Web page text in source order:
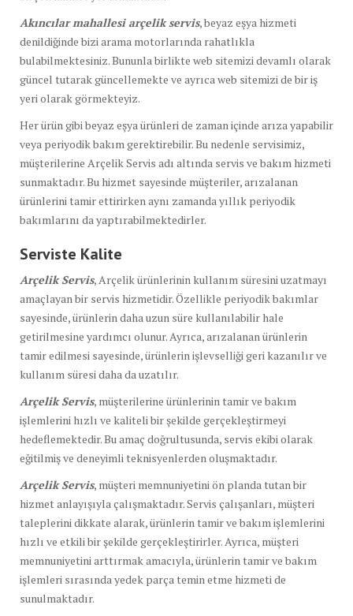
Akıncılar mahallesi arçelik servis, beyaz eşya hizmeti
denildiğinde bizi arama motorlarında rahatlıkla
bulabilmektesiniz. Bununla birlikte web sitemizi devamlı olarak
güncel tutarak güncellemekte ve ayrıca web sitemizi de bir iş
yeri olarak görmekteyiz.
Her ürün gibi beyaz eşya ürünleri de zaman içinde arıza yapabilir
veya periyodik bakım gerektirebilir. Bu nedenle servisimiz,
müşterilerine Arçelik Servis adı altında servis ve bakım hizmeti
sunmaktadır. Bu hizmet sayesinde müşteriler, arızalanan
ürünlerini tamir ettirirken aynı zamanda yıllık periyodik
bakımlarını da yaptırabilmektedirler.
Serviste Kalite
Arçelik Servis, Arçelik ürünlerinin kullanım süresini uzatmayı
amaçlayan bir servis hizmetidir. Özellikle periyodik bakımlar
sayesinde, ürünlerin daha uzun süre kullanılabilir hale
getirilmesine yardımcı olunur. Ayrıca, arızalanan ürünlerin
tamir edilmesi sayesinde, ürünlerin işlevselliği geri kazanılır ve
kullanım süresi daha da uzatılır.
Arçelik Servis, müşterilerine ürünlerinin tamir ve bakım
işlemlerini hızlı ve kaliteli bir şekilde gerçekleştirmeyi
hedeflemektedir. Bu amaç doğrultusunda, servis ekibi olarak
eğitilmiş ve deneyimli teknisyenlerden oluşmaktadır.
Arçelik Servis, müşteri memnuniyetini ön planda tutan bir
hizmet anlayışıyla çalışmaktadır. Servis çalışanları, müşteri
taleplerini dikkate alarak, ürünlerin tamir ve bakım işlemlerini
hızlı ve etkili bir şekilde gerçekleştirirler. Ayrıca, müşteri
memnuniyetini arttırmak amacıyla, ürünlerin tamir ve bakım
işlemleri sırasında yedek parça temin etme hizmeti de
sunulmaktadır.